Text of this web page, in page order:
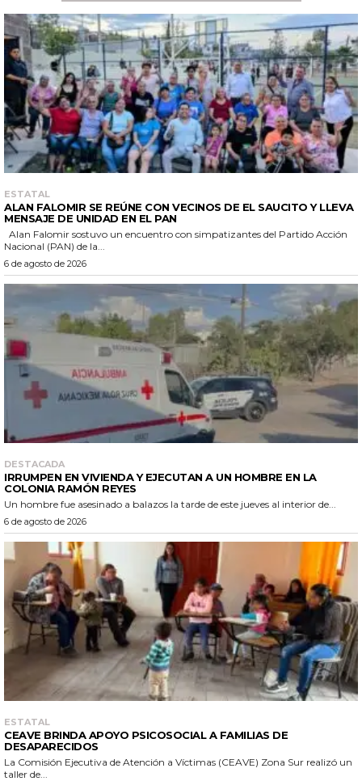
ESTATAL
ALAN FALOMIR SE REÚNE CON VECINOS DE EL SAUCITO Y LLEVA
MENSAJE DE UNIDAD EN EL PAN
Nacional (PAN) de la...
6 de agosto de 2026
DESTACADA
IRRUMPEN EN VIVIENDA Y EJECUTAN A UN HOMBRE EN LA
COLONIA RAMÓN REYES
Un hombre fue asesinado a balazos la tarde de este jueves al interior de...
6 de agosto de 2026
ESTATAL
CEAVE BRINDA APOYO PSICOSOCIAL A FAMILIAS DE
DESAPARECIDOS
La Comisión Ejecutiva de Atención a Víctimas (CEAVE) Zona Sur realizó un
taller de...